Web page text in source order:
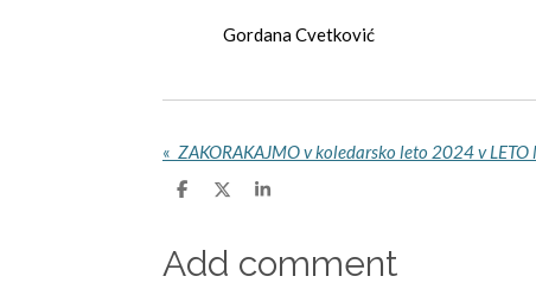
Gordana Cvetković
«
S
e
S
r
e
S
e
Add comment